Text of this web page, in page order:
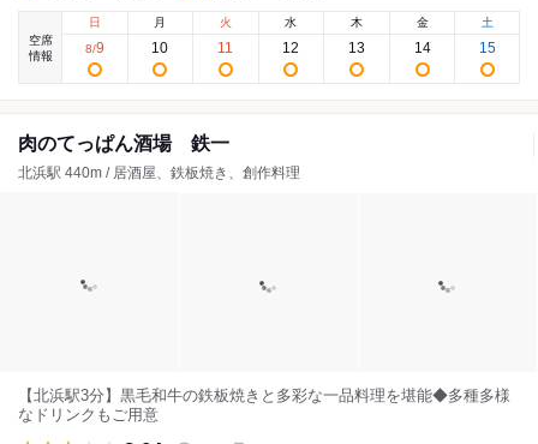
空席
情報
日
8/9
月
10
火
11
水
12
木
13
金
14
土
15
肉のてっぱん酒場 鉄一
北浜駅 440m / 居酒屋、鉄板焼き、創作料理
【北浜駅3分】黒毛和牛の鉄板焼きと多彩な一品料理を堪能◆多種多様
なドリンクもご用意